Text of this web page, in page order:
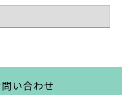
い合わせ